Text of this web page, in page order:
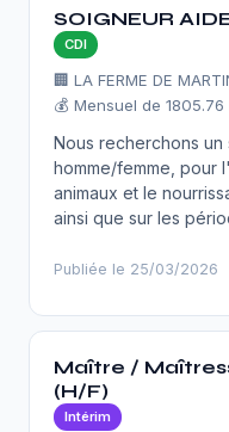
SOIGNEUR
CDI
🏢 LA FERME DE
💰 Mensuel de
Nous recherchons
homme/femme, pour
animaux et le
ainsi que sur les
Publiée le 25/03/2026
Maître /
(H/F)
Intérim